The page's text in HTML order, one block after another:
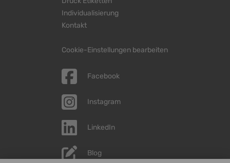
Individualisierung
Kontakt
Cookie-Einstellungen bearbeiten
Facebook
Instagram
LinkedIn
Blog